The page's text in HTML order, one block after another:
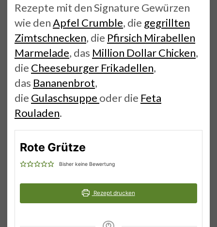
Rezepte mit den Signature Gewürzen
wie denApfel Crumble, die gegrillten
Zimtschnecken, die Pfirsich Mirabellen
Marmelade, das Million Dollar Chicken,
die Cheeseburger Frikadellen,
das Bananenbrot,
die Gulaschsuppe oder die Feta
Rouladen.
Rote Grütze
Bisher keine Bewertung
Rezept drucken